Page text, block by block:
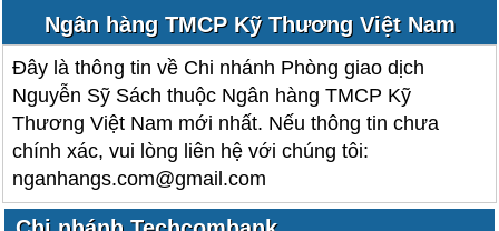
Ngân hàng TMCP Kỹ Thương Việt Nam
Đây là thông tin về Chi nhánh Phòng giao dịch
Nguyễn Sỹ Sách thuộc Ngân hàng TMCP Kỹ
Thương Việt Nam mới nhất. Nếu thông tin chưa
chính xác, vui lòng liên hệ với chúng tôi:
nganhangs.com@gmail.com